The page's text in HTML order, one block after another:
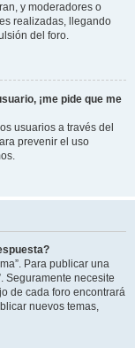
y moderadores o
realizadas, llegando
del foro.
¡me pide que me
usuarios a través del
prevenir el uso
Para publicar una
Seguramente necesite
de cada foro encontrará
nuevos temas,